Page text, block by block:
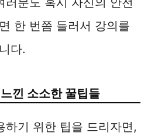
한 번쯤 들러서 강의를
다.
낀 소소한 꿀팁들
하기 위한 팁을 드리자면,